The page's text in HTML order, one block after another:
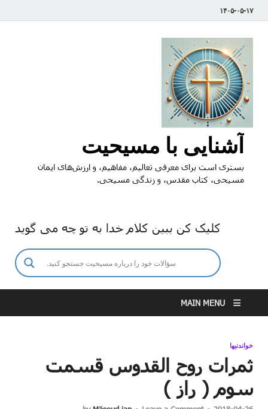
۱۴۰۵-۰۵-۱۷
آشنایی با مسیحیت
بستری است برای معرفی تعالیم، مفاهیم، و ارزش‌های ایمان
مسیحی، کتاب مقدس، و زندگی مسیحی.
کلیک کن ببین کلام خدا به تو چه می گوید
MAIN MENU
خواندنیها
ثمرات روح القدوس قسمت
سوم ( راز )